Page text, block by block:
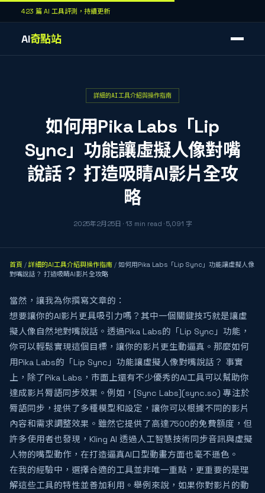
423 篇 AI 工具評測，持續更新
AI奇點站
詳細的AI工具介紹與操作指南
如何用Pika Labs「Lip
Sync」功能讓虛擬人像對嘴
說話？ 打造吸睛AI影片全攻
略
2025年2月25日 · 13 min read · 5,091 字
首頁 / 詳細的AI工具介紹與操作指南 / 如何用Pika Labs「Lip Sync」功能讓虛擬人像
對嘴說話？ 打造吸睛AI影片全攻略
當然，讓我為你撰寫文章的：
想要讓你的AI影片更具吸引力嗎？其中一個關鍵技巧就是讓虛
擬人像自然地對嘴說話。透過Pika Labs的「Lip Sync」功能，
你可以輕鬆實現這個目標，讓你的影片更生動逼真。那麼如何
用Pika Labs的「Lip Sync」功能讓虛擬人像對嘴說話？ 事實
上，除了Pika Labs，市面上還有不少優秀的AI工具可以幫助你
達成影片脣語同步效果。例如，[Sync Labs](sync.so) 專注於
脣語同步，提供了多種模型和設定，讓你可以根據不同的影片
內容和需求調整效果。雖然它提供了高達7500的免費額度，但
許多使用者也發現，Kling AI 透過人工智慧技術同步音訊與虛擬
人物的嘴型動作，在打造逼真AI口型動畫方面也毫不遜色。
在我的經驗中，選擇合適的工具並非唯一重點，更重要的是理
解這些工具的特性並善加利用。舉例來說，如果你對影片的動